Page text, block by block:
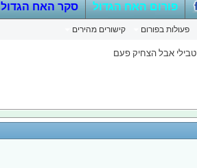
פעולות בפורום קישורים מהירים
פורום האח הגדול סקר האח הגדול
טבילי אבל הצחיק פעם